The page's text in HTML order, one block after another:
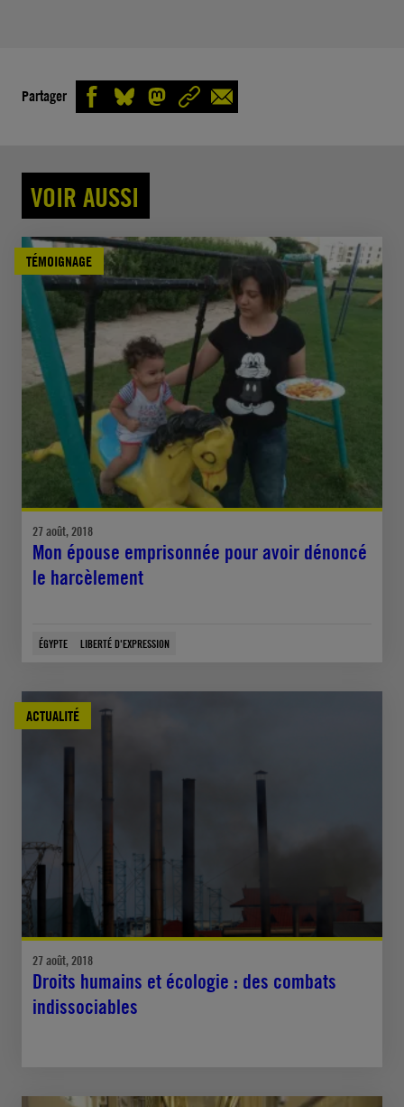
Partager
VOIR AUSSI
TÉMOIGNAGE
27 août, 2018
Mon épouse emprisonnée pour avoir dénoncé
le harcèlement
ÉGYPTE LIBERTÉ D'EXPRESSION
ACTUALITÉ
27 août, 2018
Droits humains et écologie : des combats
indissociables